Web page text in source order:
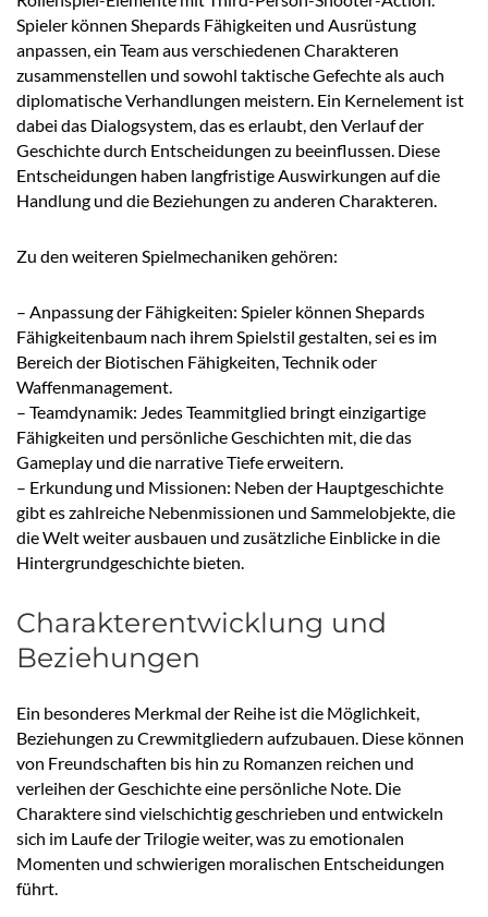
Spieler können Shepards Fähigkeiten und Ausrüstung
anpassen, ein Team aus verschiedenen Charakteren
zusammenstellen und sowohl taktische Gefechte als auch
diplomatische Verhandlungen meistern. Ein Kernelement ist
dabei das Dialogsystem, das es erlaubt, den Verlauf der
Geschichte durch Entscheidungen zu beeinflussen. Diese
Entscheidungen haben langfristige Auswirkungen auf die
Handlung und die Beziehungen zu anderen Charakteren.
Zu den weiteren Spielmechaniken gehören:
– Anpassung der Fähigkeiten: Spieler können Shepards
Fähigkeitenbaum nach ihrem Spielstil gestalten, sei es im
Bereich der Biotischen Fähigkeiten, Technik oder
Waffenmanagement.
– Teamdynamik: Jedes Teammitglied bringt einzigartige
Fähigkeiten und persönliche Geschichten mit, die das
Gameplay und die narrative Tiefe erweitern.
– Erkundung und Missionen: Neben der Hauptgeschichte
gibt es zahlreiche Nebenmissionen und Sammelobjekte, die
die Welt weiter ausbauen und zusätzliche Einblicke in die
Hintergrundgeschichte bieten.
Charakterentwicklung und
Beziehungen
Ein besonderes Merkmal der Reihe ist die Möglichkeit,
Beziehungen zu Crewmitgliedern aufzubauen. Diese können
von Freundschaften bis hin zu Romanzen reichen und
verleihen der Geschichte eine persönliche Note. Die
Charaktere sind vielschichtig geschrieben und entwickeln
sich im Laufe der Trilogie weiter, was zu emotionalen
Momenten und schwierigen moralischen Entscheidungen
führt.